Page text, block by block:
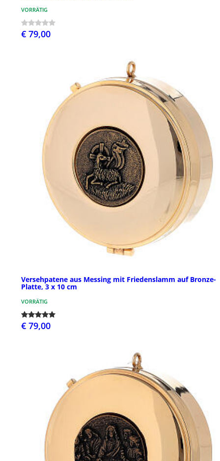
VORRÄTIG
€ 79,00
Versehpatene aus Messing mit Friedenslamm auf Bronze-
Platte, 3 x 10 cm
VORRÄTIG
€ 79,00